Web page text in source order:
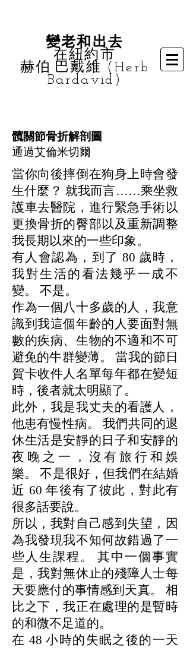
變老和出去
在紐約市
赫伯·巴戴維 (Herb
Bardavid)
髖關節骨折解剖圖
通過艾倫米切爾
當你向後摔倒在狗身上時會發
生什麼？ 就我而言……乘坐救
護車去醫院，進行緊急手術以
更換骨折的臀部以及重新調整
我長期以來的一些印象。
有人會認為，到了 80 歲時，
我對生活的看法幾乎一成不
變。 不是。
作為一個八十多歲的人，我意
識到我這個年齡的人要面對無
數的疾病、生物的不適和不可
避免的牛群變薄。 當我的節日
賀卡收件人名單每年都在變短
時，後者就太明顯了。
此外，我是我丈夫的看護人，
他患有慢性病。 我們共同的退
休生活是安靜的日子和安靜的
夜晚之一，沒有旅行和娛
樂。 不是很好，但我們在結婚
近 60 年後有了彼此，對此有
很多話要說。
所以，我對自己感到失望，因
為我發現我不知何故錯過了一
些人生課程。 其中一個事實
是，我對無休止的殘障人士每
天要應付的事情感到天真。 相
比之下，我正在處理的是暫時
的和微不足道的。
在 48 小時的失眠之後的一天